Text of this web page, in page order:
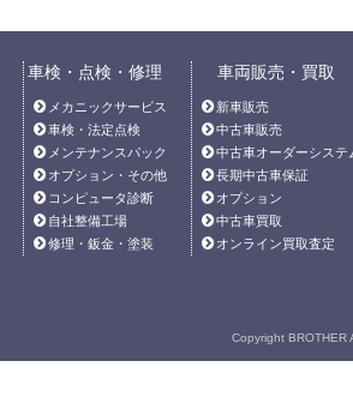
車検・点検・修理
メカニックサービス
車検・法定点検
メンテナンスパック
オプション・その他
コンピュータ診断
自社整備工場
修理・鈑金・塗装
車両販売・買取
新車販売
中古車販売
中古車オーダーシステ
長期中古車保証
オプション
中古車買取
オンライン買取査定
Copyright BROTHER